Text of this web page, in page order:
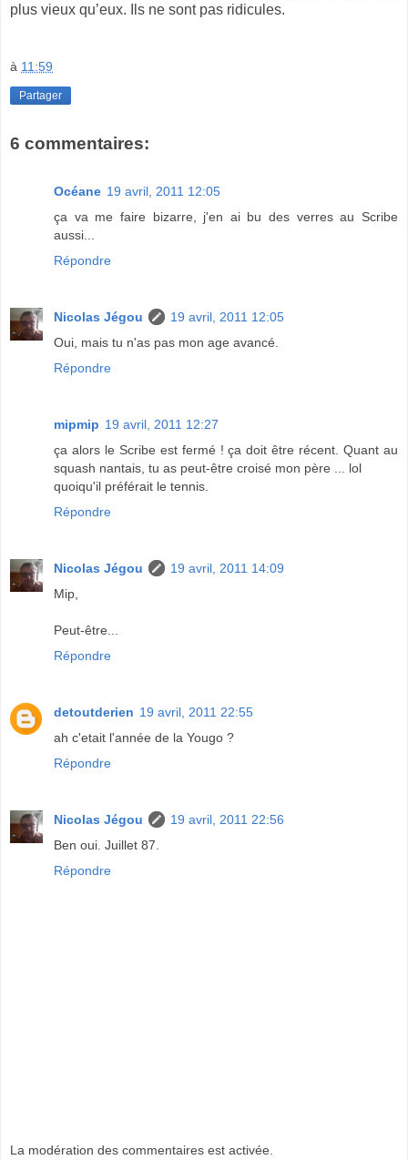
plus vieux qu’eux. Ils ne sont pas ridicules.
à 11:59
Partager
6 commentaires:
Océane 19 avril, 2011 12:05
ça va me faire bizarre, j'en ai bu des verres au Scribe
aussi...
Répondre
Nicolas Jégou
19 avril, 2011 12:05
Oui, mais tu n'as pas mon age avancé.
Répondre
mipmip 19 avril, 2011 12:27
ça alors le Scribe est fermé ! ça doit être récent. Quant au
squash nantais, tu as peut-être croisé mon père ... lol
quoiqu'il préférait le tennis.
Répondre
Nicolas Jégou
19 avril, 2011 14:09
Mip,
Peut-être...
Répondre
detoutderien 19 avril, 2011 22:55
ah c'etait l'année de la Yougo ?
Répondre
Nicolas Jégou
19 avril, 2011 22:56
Ben oui. Juillet 87.
Répondre
La modération des commentaires est activée.